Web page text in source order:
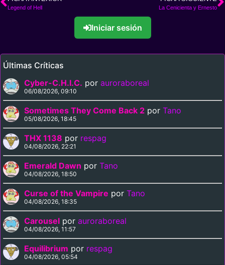
Legend of Hell La Cenicienta y Ernesto
Iniciar sesión
Últimas Críticas
Cyber-C.H.I.C. por auroraboreal
06/08/2026, 09:10
Sometimes They Come Back 2 por Tano
05/08/2026, 18:45
THX 1138 por respag
04/08/2026, 22:21
Emerald Dawn por Tano
04/08/2026, 18:50
Curse of the Vampire por Tano
04/08/2026, 18:35
Carousel por auroraboreal
04/08/2026, 11:57
Equilibrium por respag
04/08/2026, 05:54